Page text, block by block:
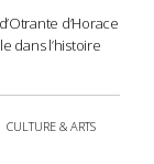
d’Horace
dans l’histoire
CULTURE & ARTS